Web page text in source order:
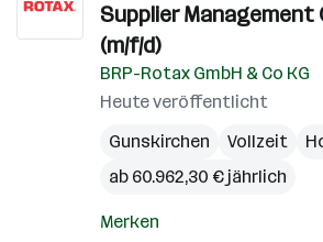
Supplier
(m/f/d)
BRP-Rotax GmbH & Co KG
Heute veröffentlicht
Gunskirchen
Vollzeit
ab 60.962,30 € jährlich
Merken